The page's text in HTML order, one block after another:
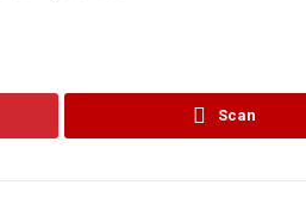
Scan